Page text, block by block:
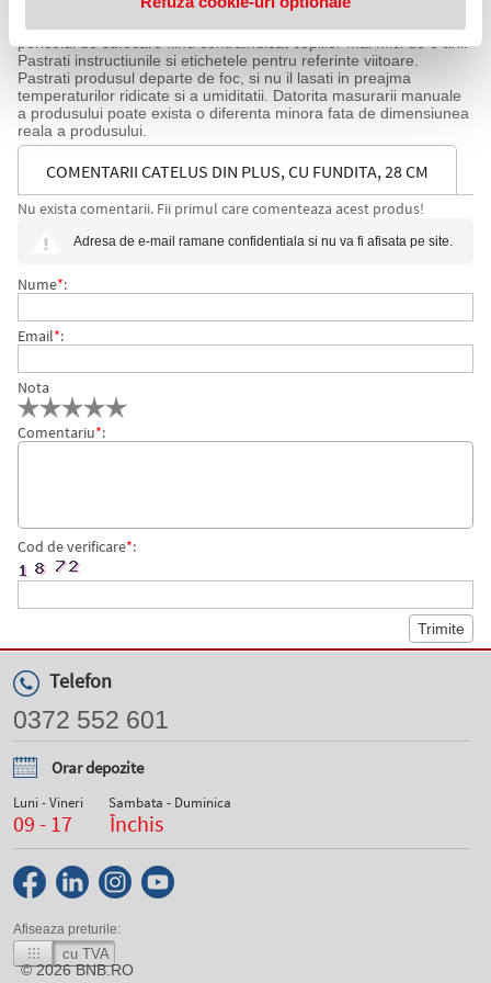
mai utilizati produsul.
Produsul contine piese mici care se pot inghiti sau inhala existand
pericolul de sufocare fiind contraindicat copiilor mai mici de 3 ani.
Pastrati instructiunile si etichetele pentru referinte viitoare.
Pastrati produsul departe de foc, si nu il lasati in preajma
temperaturilor ridicate si a umiditatii. Datorita masurarii manuale
a produsului poate exista o diferenta minora fata de dimensiunea
reala a produsului.
COMENTARII CATELUS DIN PLUS, CU FUNDITA, 28 CM
Nu exista comentarii. Fii primul care comenteaza acest produs!
Adresa de e-mail ramane confidentiala si nu va fi afisata pe site.
Nume*:
Email*:
Nota
Comentariu*:
Cod de verificare*:
Telefon
0372 552 601
Orar depozite
Luni - Vineri
09 - 17
Sambata - Duminica
Închis
Afiseaza preturile:
cu TVA
© 2026BNB.RO